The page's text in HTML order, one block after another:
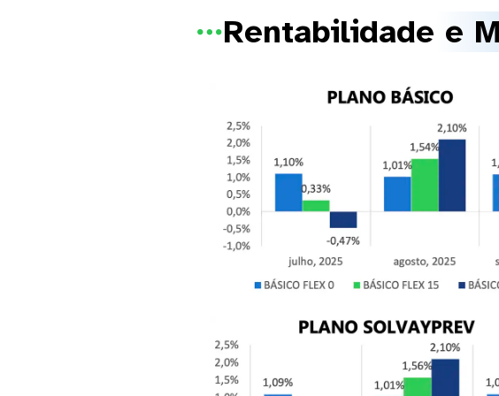
Rentabilidade e